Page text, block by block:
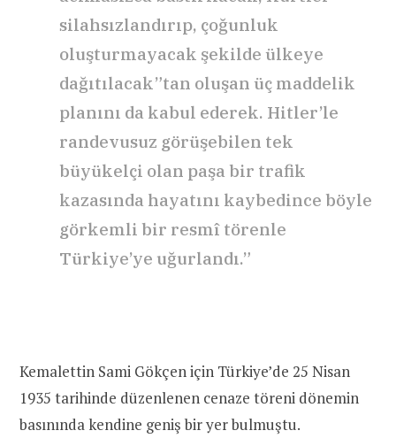
silahsızlandırıp, çoğunluk
oluşturmayacak şekilde ülkeye
dağıtılacak”tan oluşan üç maddelik
planını da kabul ederek. Hitler’le
randevusuz görüşebilen tek
büyükelçi olan paşa bir trafik
kazasında hayatını kaybedince böyle
görkemli bir resmî törenle
Türkiye’ye uğurlandı.”
Kemalettin Sami Gökçen için Türkiye’de 25 Nisan
1935 tarihinde düzenlenen cenaze töreni dönemin
basınında kendine geniş bir yer bulmuştu.